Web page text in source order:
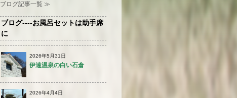
ブログ記事一覧 ≫
ブログ----お風呂セットは助手席
に
2026年5月31日
伊達温泉の白い石倉
2026年4月4日